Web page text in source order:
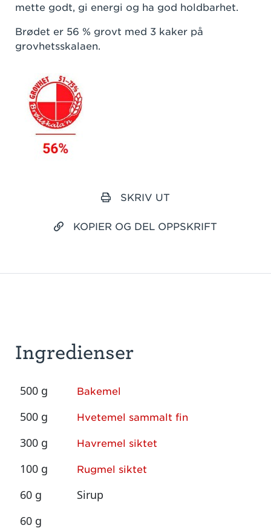
mette godt, gi energi og ha god holdbarhet.
Brødet er 56 % grovt med 3 kaker på
grovhetsskalaen.
SKRIV UT
KOPIER OG DEL OPPSKRIFT
Ingredienser
500 g Bakemel
500 g Hvetemel sammalt fin
300 g Havremel siktet
100 g Rugmel siktet
60 g
Sirup
60 g